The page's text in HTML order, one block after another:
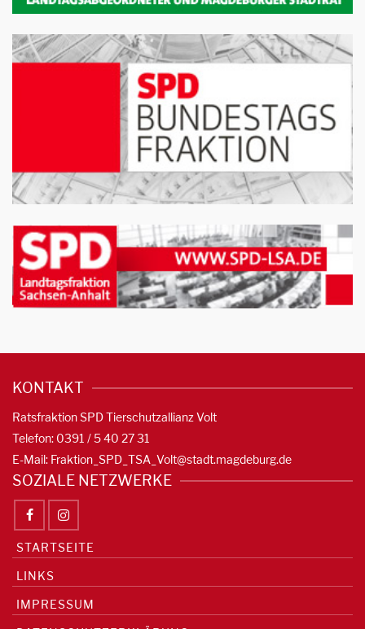
KONTAKT
Ratsfraktion SPD Tierschutzallianz Volt
Telefon: 0391 / 5 40 27 31
E-Mail: Fraktion_SPD_TSA_Volt@stadt.magdeburg.de
SOZIALE NETZWERKE
STARTSEITE
LINKS
IMPRESSUM